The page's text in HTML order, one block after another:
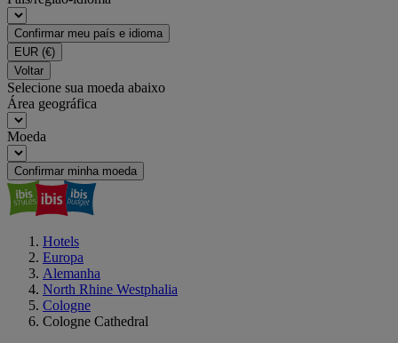
Confirmar meu país e idioma
EUR (€)
Voltar
Selecione sua moeda abaixo
Área geográfica
Moeda
Confirmar minha moeda
Hotels
Europa
Alemanha
North Rhine Westphalia
Cologne
Cologne Cathedral